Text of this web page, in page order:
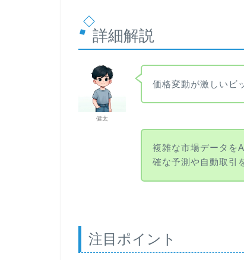
詳細解説
健太
価格変動が激しいビ
複雑な市場データを
確な予測や自動取引
注目ポイント